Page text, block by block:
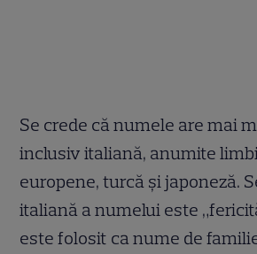
Se crede că numele are mai
inclusiv italiană, anumite
europene, turcă și japoneză.
italiană a numelui este
este folosit ca nume de